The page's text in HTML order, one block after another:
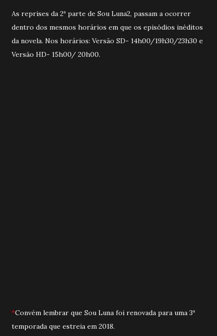
As reprises da 2ª parte de Sou Luna2, passam a ocorrer
dentro dos mesmos horários em que os episódios inéditos
da novela. Nos horários: Versão SD- 14h00/19h30/23h30 e
Versão HD- 15h00/ 20h00.
*Convém lembrar que Sou Luna foi renovada para uma 3ª
temporada que estreia em 2018.